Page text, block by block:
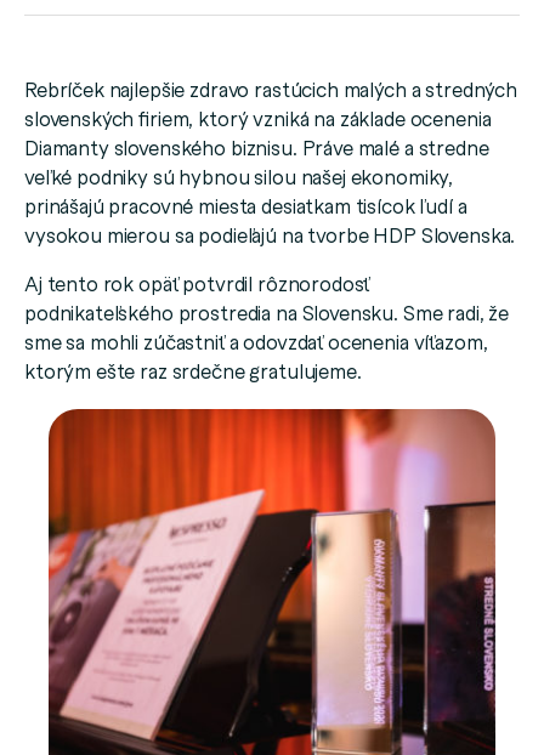
Rebríček najlepšie zdravo rastúcich malých a stredných
slovenských firiem, ktorý vzniká na základe ocenenia
Diamanty slovenského biznisu. Práve malé a stredne
veľké podniky sú hybnou silou našej ekonomiky,
prinášajú pracovné miesta desiatkam tisícok ľudí a
vysokou mierou sa podieľajú na tvorbe HDP Slovenska.
Aj tento rok opäť potvrdil rôznorodosť
podnikateľského prostredia na Slovensku. Sme radi, že
sme sa mohli zúčastniť a odovzdať ocenenia víťazom,
ktorým ešte raz srdečne gratulujeme.